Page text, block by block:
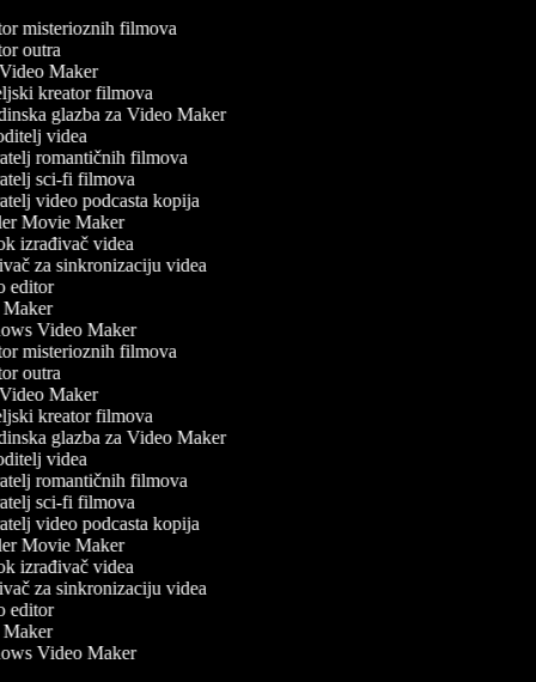
misterioznih filmova
outra
Maker
kreator filmova
glazba za Video Maker
videa
romantičnih filmova
sci-fi filmova
video podcasta kopija
Movie Maker
izrađivač videa
za sinkronizaciju videa
Video Maker
misterioznih filmova
outra
Maker
kreator filmova
glazba za Video Maker
videa
romantičnih filmova
sci-fi filmova
video podcasta kopija
Movie Maker
izrađivač videa
za sinkronizaciju videa
Video Maker